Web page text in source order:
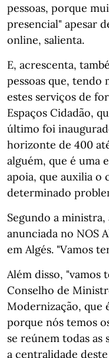
pessoas, porque
presencial" apesar
online, salienta.
E, acrescenta,
pessoas que, tendo
estes serviços de
Espaços Cidadão,
último foi
horizonte de 400
alguém, que é uma
apoia, que auxilia o
determinado
Segundo a
anunciada no NOS
em Algés. "Vamos
Além disso, "vamos
Conselho de
Modernização, que
porque nós temos
se reúnem todas as
a centralidade